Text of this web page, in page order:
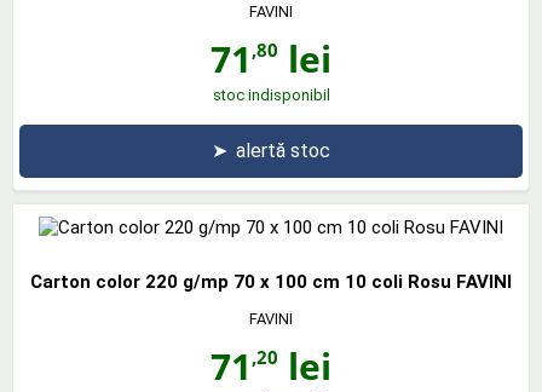
FAVINI
71 ,80 lei
stoc indisponibil
➤ alertă stoc
Carton color 220 g/mp 70 x 100 cm 10 coli Rosu FAVINI
FAVINI
71 ,20 lei